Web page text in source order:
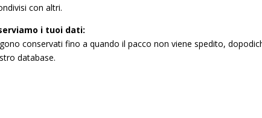
con altri.
i tuoi dati:
conservati fino a quando il pacco non viene spedito,
database.